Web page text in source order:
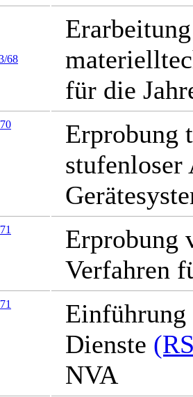
68
für die
Erprobung
stufenloser
Erprobung
Verfahren
Einführung
Dienste
NVA